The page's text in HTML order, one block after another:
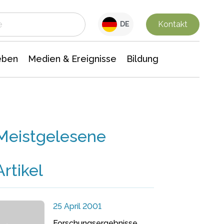
DE Kontakt
Medien & Ereignisse Bildung
25 April 2001